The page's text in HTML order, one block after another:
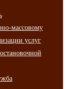
массовому
услуг